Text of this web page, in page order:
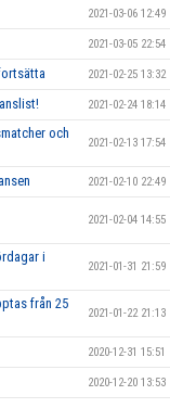
2021-03-06 12:49
2021-03-05 22:54
2021-02-25 13:32
2021-02-24 18:14
och
2021-02-13 17:54
2021-02-10 22:49
2021-02-04 14:55
i
2021-01-31 21:59
från 25
2021-01-22 21:13
2020-12-31 15:51
2020-12-20 13:53